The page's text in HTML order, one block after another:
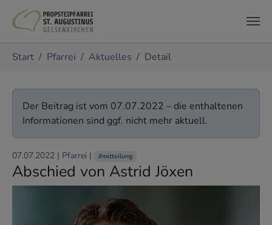
Start Pfarrei Aktuelles Detail
Der Beitrag ist vom 07.07.2022 – die enthaltenen
Informationen sind ggf. nicht mehr aktuell.
07.07.2022 | Pfarrei | #mitteilung
Abschied von Astrid Jöxen